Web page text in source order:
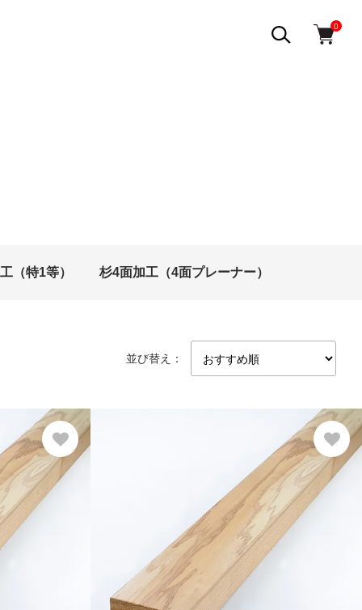
0
（特1等） 杉4面加工（4面プレーナー）
並び替え：